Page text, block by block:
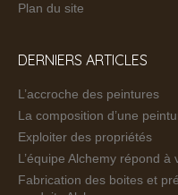
Plan du site
DERNIERS ARTICLES
L’accroche des peintures
La composition d’une
Exploiter des propriétés
L’équipe Alchemy répond à
Fabrication des boites et